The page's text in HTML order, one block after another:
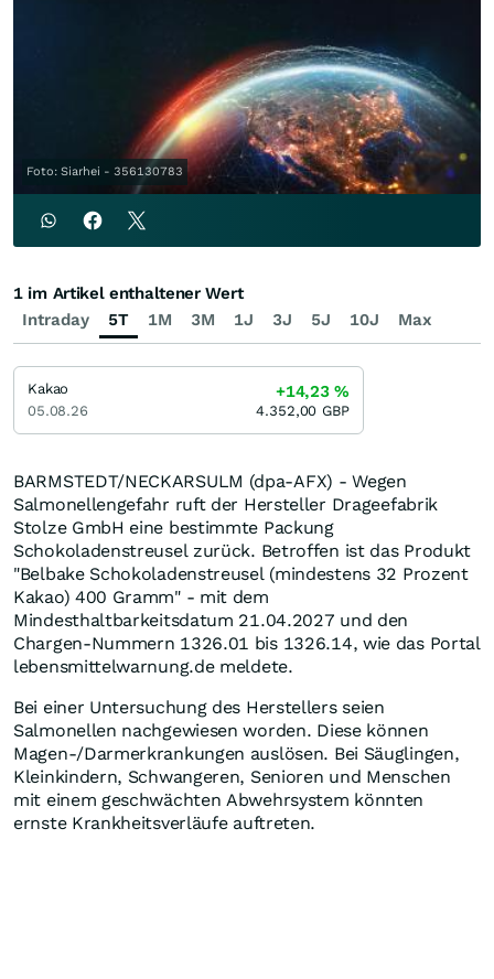
Foto: Siarhei - 356130783
BARMSTEDT/NECKARSULM (dpa-AFX) - Wegen
Salmonellengefahr ruft der Hersteller Drageefabrik
Stolze GmbH eine bestimmte Packung
Schokoladenstreusel zurück. Betroffen ist das Produkt
"Belbake Schokoladenstreusel (mindestens 32 Prozent
Kakao) 400 Gramm" - mit dem
Mindesthaltbarkeitsdatum 21.04.2027 und den
Chargen-Nummern 1326.01 bis 1326.14, wie das Portal
lebensmittelwarnung.de meldete.
Bei einer Untersuchung des Herstellers seien
Salmonellen nachgewiesen worden. Diese können
Magen-/Darmerkrankungen auslösen. Bei Säuglingen,
Kleinkindern, Schwangeren, Senioren und Menschen
mit einem geschwächten Abwehrsystem könnten
ernste Krankheitsverläufe auftreten.
Intraday 5T 1M 3M 1J 3J 5J 10J Max
1 im Artikel enthaltener Wert
Kakao
05.08.26
+14,23%
4.352,00 GBP